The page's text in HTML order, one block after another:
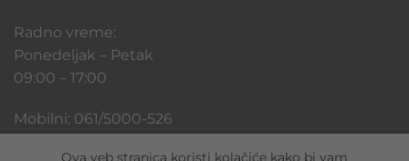
Radno vreme:
Ponedeljak – Petak
09:00 – 17:00
Mobilni: 061/5000-526
Ova veb stranica koristi kolačiće kako bi vam